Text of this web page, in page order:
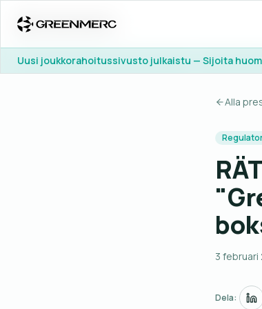
Uusi joukkorahoitussivusto julkaistu — Sijoita
Alla
3 februari
Dela:
Uusi joukkorahoitussivusto julkaistu — Sijoita